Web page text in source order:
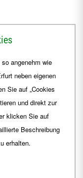
angenehm wie
neben eigenen
Sie auf „Cookies
und direkt zur
klicken Sie auf
Beschreibung
erhalten.